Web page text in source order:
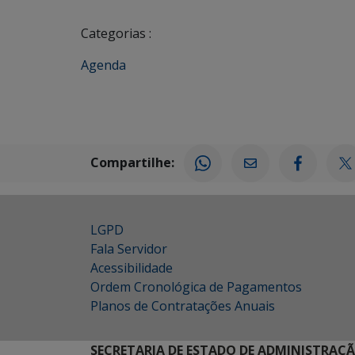
Categorias :
Agenda
Compartilhe:
LGPD
Fala Servidor
Acessibilidade
Ordem Cronológica de Pagamentos
Planos de Contratações Anuais
SECRETARIA DE ESTADO DE